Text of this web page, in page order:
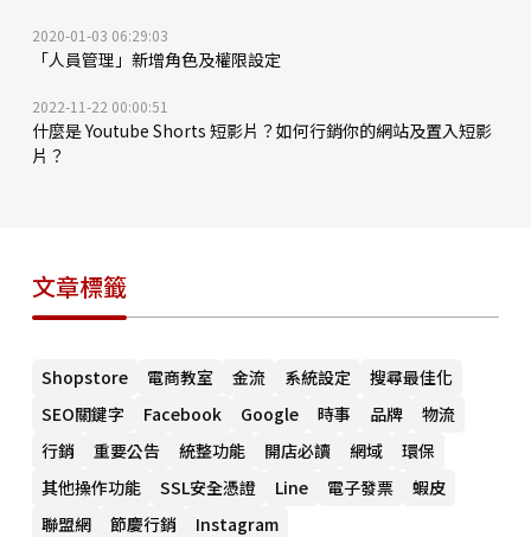
2020-01-03 06:29:03
「人員管理」新增角色及權限設定
2022-11-22 00:00:51
什麼是 Youtube Shorts 短影片？如何行銷你的網站及置入短影
片？
文章標籤
Shopstore 電商教室 金流 系統設定
搜尋最佳化
SEO關鍵字
Facebook Google 時事 品牌
物流
行銷
重要公告 統整功能 開店必讀 網域
環保
其他操作功能
SSL安全憑證 Line 電子發票
蝦皮
聯盟網
節慶行銷 Instagram